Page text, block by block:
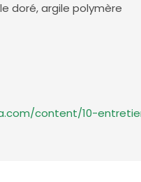
argile polymère
content/10-